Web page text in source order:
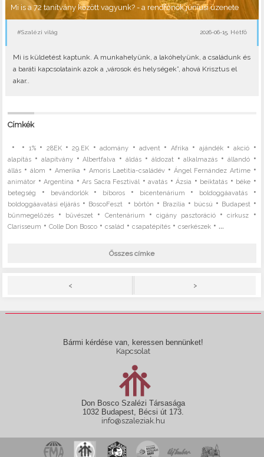
Mi is a 72 tanítvány között vagyunk? - a rendfőnök júniusi üzenete
#Szalézi világ 2026-06-15, Hétfő
Mi is küldetést kaptunk. A munkahelyünk, a lakóhelyünk, a családunk és
a baráti kapcsolataink azok a „városok és helységek”, ahová Krisztus el
akar..
Címkék
• • 1%• 28EK•29.EK •adomány •advent • Afrika • ajándék•akció •
alapítás • alapítvány•Albertfalva •áldás • áldozat •alkalmazás • állandó•
állás •álom • Amerika • Amoris Laetitia-családév •Ángel Fernández Artime•
animátor •Argentína •Ars Sacra Fesztivál •avatás •Ázsia • beiktatás • béke •
betegség • bevándorlók• bíboros • bicentenárium • boldoggáavatás•
boldoggáavatási eljárás • BoscoFeszt • börtön • Brazília • búcsú • Budapest •
bűnmegelőzés • bűvészet • Centenárium •cigány pasztoráció•cirkusz •
Clarisseum •Colle Don Bosco •család •csapatépítés •cserkészek • ...
Összes címke
< >
Bármi kérdése van, keressen bennünket!
Kapcsolat
Don Bosco Szalézi Társasága
1032 Budapest, Bécsi út 173.
info@szaleziak.hu